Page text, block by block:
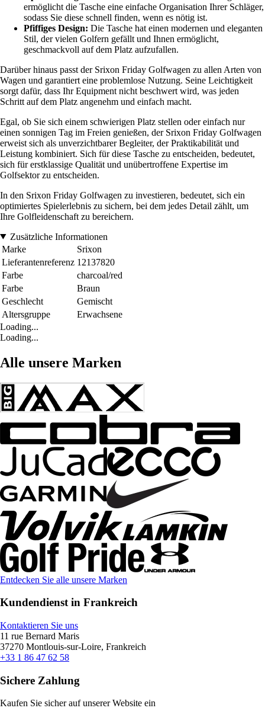
ermöglicht die Tasche eine einfache Organisation Ihrer Schläger,
sodass Sie diese schnell finden, wenn es nötig ist.
Pfiffiges Design: Die Tasche hat einen modernen und eleganten
Stil, der vielen Golfern gefällt und Ihnen ermöglicht,
geschmackvoll auf dem Platz aufzufallen.
Darüber hinaus passt der Srixon Friday Golfwagen zu allen Arten von
Wagen und garantiert eine problemlose Nutzung. Seine Leichtigkeit
sorgt dafür, dass Ihr Equipment nicht beschwert wird, was jeden
Schritt auf dem Platz angenehm und einfach macht.
Egal, ob Sie sich einem schwierigen Platz stellen oder einfach nur
einen sonnigen Tag im Freien genießen, der Srixon Friday Golfwagen
erweist sich als unverzichtbarer Begleiter, der Praktikabilität und
Leistung kombiniert. Sich für diese Tasche zu entscheiden, bedeutet,
sich für erstklassige Qualität und unübertroffene Expertise im
Golfsektor zu entscheiden.
In den Srixon Friday Golfwagen zu investieren, bedeutet, sich ein
optimiertes Spielerlebnis zu sichern, bei dem jedes Detail zählt, um
Ihre Golfleidenschaft zu bereichern.
Zusätzliche Informationen
Marke
Srixon
Lieferantenreferenz 12137820
Farbe
charcoal/red
Farbe
Braun
Geschlecht
Gemischt
Altersgruppe
Erwachsene
Loading...
Loading...
Alle unsere Marken
Entdecken Sie alle unsere Marken
Kundendienst in Frankreich
Kontaktieren Sie uns
11 rue Bernard Maris
37270 Montlouis-sur-Loire, Frankreich
+33 1 86 47 62 58
Sichere Zahlung
Kaufen Sie sicher auf unserer Website ein